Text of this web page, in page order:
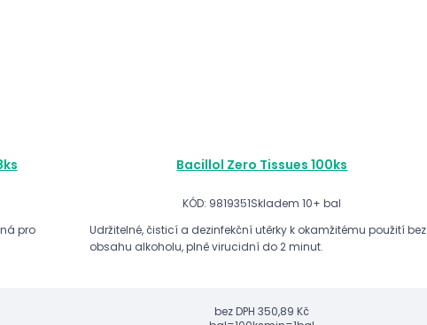
pro
Bacillol Zero Tissues 100ks
KÓD: 9819351Skladem 10+ bal
Udržitelné, čisticí a dezinfekční utěrky k okamžitému použití bez
obsahu alkoholu, plně virucidní do 2 minut.
bez DPH 350,89 Kč